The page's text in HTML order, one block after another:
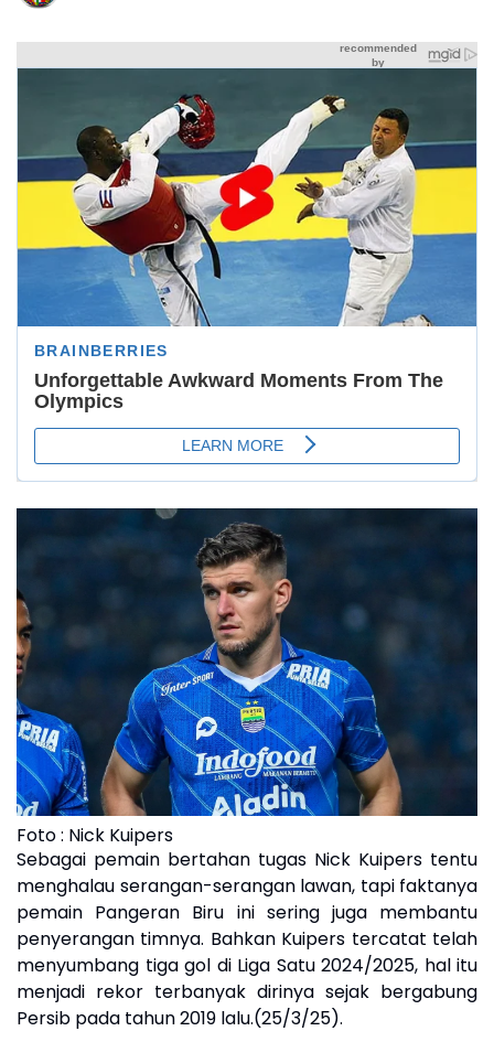
Foto : Nick Kuipers
Sebagai pemain bertahan tugas Nick Kuipers tentu
menghalau serangan-serangan lawan, tapi faktanya
pemain Pangeran Biru ini sering juga membantu
penyerangan timnya. Bahkan Kuipers tercatat telah
menyumbang tiga gol di Liga Satu 2024/2025, hal itu
menjadi rekor terbanyak dirinya sejak bergabung
Persib pada tahun 2019 lalu.(25/3/25).